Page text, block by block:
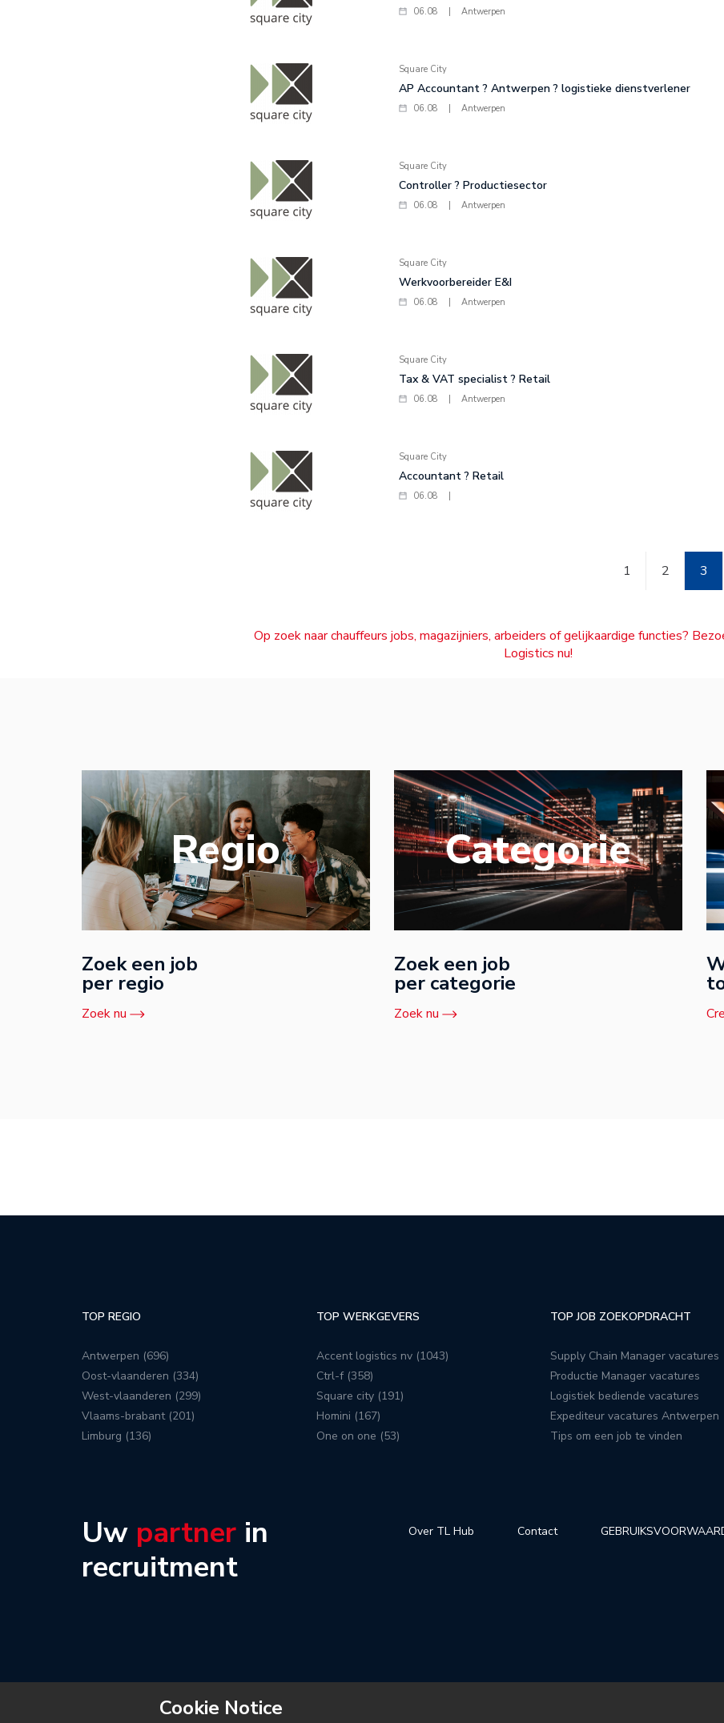
06.08 Antwerpen
Square City
AP Accountant ? Antwerpen ? logistieke dienstverlener
06.08 Antwerpen
Square City
Controller ? Productiesector
06.08 Antwerpen
Square City
Werkvoorbereider E&I
06.08 Antwerpen
Square City
Tax & VAT specialist ? Retail
06.08 Antwerpen
Square City
Accountant ? Retail
06.08
1 2 3
Op zoek naar chauffeurs jobs, magazijniers, arbeiders of gelijkaardige functies?
Logistics nu!
Regio
Zoek een job
per regio
Zoek nu
Categorie
Zoek een job
per categorie
Zoek nu
TOP REGIO
Antwerpen (696)
Oost-vlaanderen (334)
West-vlaanderen (299)
Vlaams-brabant (201)
Limburg (136)
TOP WERKGEVERS
Accent logistics nv (1043)
Ctrl-f (358)
Square city (191)
Homini (167)
One on one (53)
TOP JOB ZOEKOPDRACHT
Supply Chain Manager vacatures
Productie Manager vacatures
Logistiek bediende vacatures
Expediteur vacatures Antwerpen
Tips om een job te vinden
Over TL Hub Contact
Uw partner in
recruitment
Cookie Notice